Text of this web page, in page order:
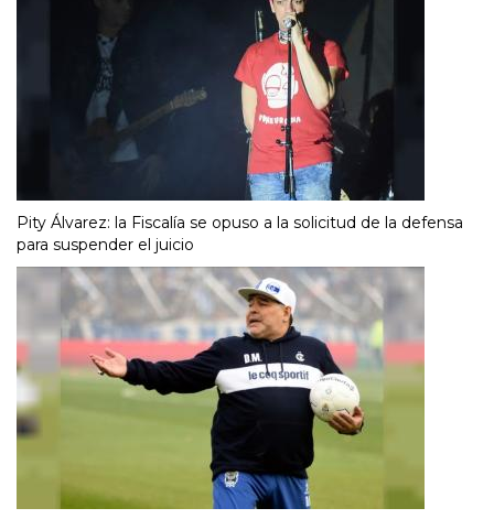
Pity Álvarez: la Fiscalía se opuso a la solicitud de la defensa
para suspender el juicio